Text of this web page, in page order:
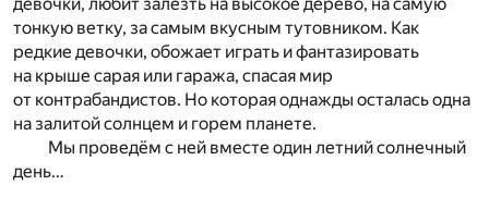
тонкую ветку, за самым вкусным тутовником. Как
редкие девочки, обожает играть и фантазировать
на крыше сарая или гаража, спасая мир
от контрабандистов. Но которая однажды осталась одна
на залитой солнцем и горем планете.
Мы проведём с ней вместе один летний солнечный
день…